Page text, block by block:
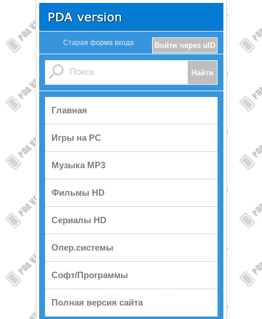
Войти через uID
Старая форма входа
Главная
Игры на PC
Музыка MP3
Фильмы HD
Сериалы HD
Опер.системы
Софт/Программы
Полная версия сайта